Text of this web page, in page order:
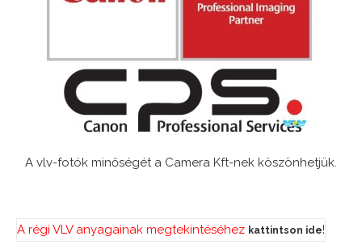
A vlv-fotók minőségét a Camera Kft-nek köszönhetjük.
A régi VLV anyagainak megtekintéséhez kattintson ide!